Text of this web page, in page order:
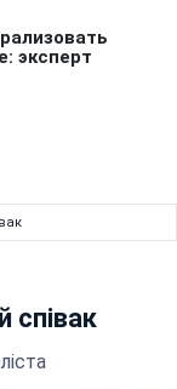
співак